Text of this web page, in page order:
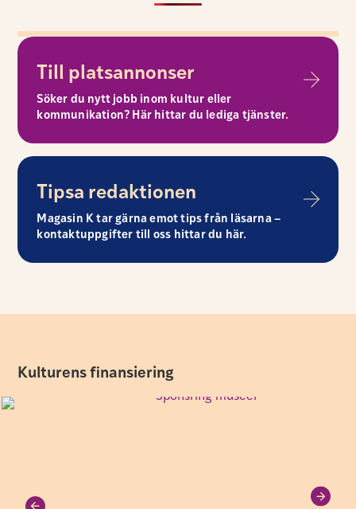
Till platsannonser
Söker du nytt jobb inom kultur eller
kommunikation? Här hittar du lediga tjänster.
Tipsa redaktionen
Magasin K tar gärna emot tips från läsarna –
kontaktuppgifter till oss hittar du här.
Kulturens finansiering